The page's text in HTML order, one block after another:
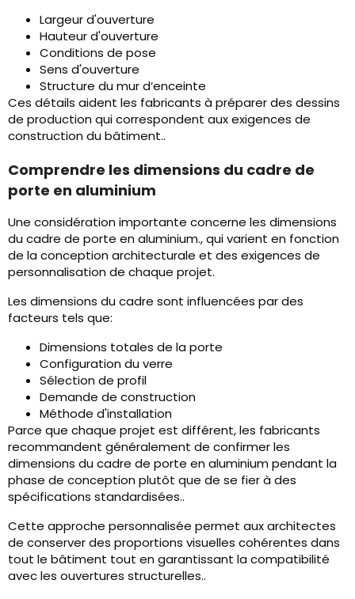
Largeur d'ouverture
Hauteur d'ouverture
Conditions de pose
Sens d'ouverture
Structure du mur d’enceinte
Ces détails aident les fabricants à préparer des dessins
de production qui correspondent aux exigences de
construction du bâtiment..
Comprendre les dimensions du cadre de
porte en aluminium
Une considération importante concerne les dimensions
du cadre de porte en aluminium., qui varient en fonction
de la conception architecturale et des exigences de
personnalisation de chaque projet.
Les dimensions du cadre sont influencées par des
facteurs tels que:
Dimensions totales de la porte
Configuration du verre
Sélection de profil
Demande de construction
Méthode d'installation
Parce que chaque projet est différent, les fabricants
recommandent généralement de confirmer les
dimensions du cadre de porte en aluminium pendant la
phase de conception plutôt que de se fier à des
spécifications standardisées..
Cette approche personnalisée permet aux architectes
de conserver des proportions visuelles cohérentes dans
tout le bâtiment tout en garantissant la compatibilité
avec les ouvertures structurelles..